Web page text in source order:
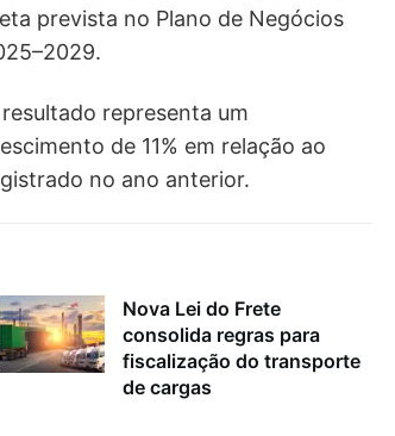
prevista no Plano de Negócios
resultado representa um
de 11% em relação ao
no ano anterior.
Nova Lei do Frete
consolida regras para
fiscalização do transporte
de cargas